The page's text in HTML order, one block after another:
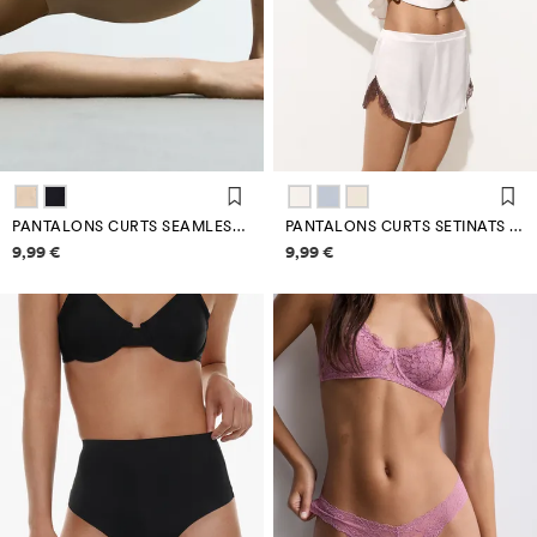
PANTALONS CURTS SEAMLESS MODELADORS
Informació de preus
9,99 €
PANTALONS CURTS SETINATS AMB PUNTA
Informació de preus
9,99 €